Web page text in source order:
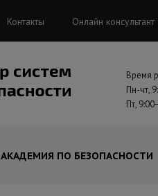
Контакты Онлайн консультант
Время
Пн-чт,
Пт,
АКАДЕМИЯ ПО БЕЗОПАСНОСТИ